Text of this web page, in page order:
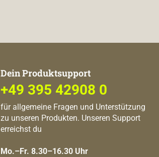
Dein Produktsupport
+49 395 42908 0
für allgemeine Fragen und Unterstützung
zu unseren Produkten. Unseren Support
erreichst du
Mo.–Fr. 8.30–16.30 Uhr